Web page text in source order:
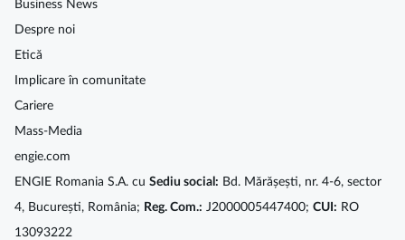
Business News
Despre noi
Etică
Implicare în comunitate
Cariere
Mass-Media
engie.com
ENGIE Romania S.A. cu Sediu social: Bd. Mărășești, nr. 4-6, sector
4, București, România; Reg. Com.: J2000005447400; CUI: RO
13093222